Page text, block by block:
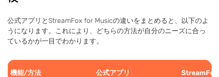
公式アプリとStreamFox for Musicの違いをまとめると、以下のよ
うになります。これにより、どちらの方法が自分のニーズに合っ
ているかが一目でわかります。
機能/方法 公式アプリ